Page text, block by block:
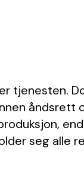
tjenesten.
åndsrett
seg alle